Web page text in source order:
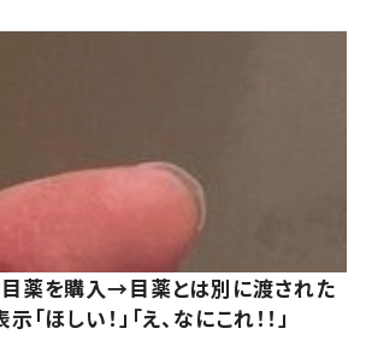
目薬を購入→目薬とは別に渡された
ほしい！」「え、なにこれ！！」